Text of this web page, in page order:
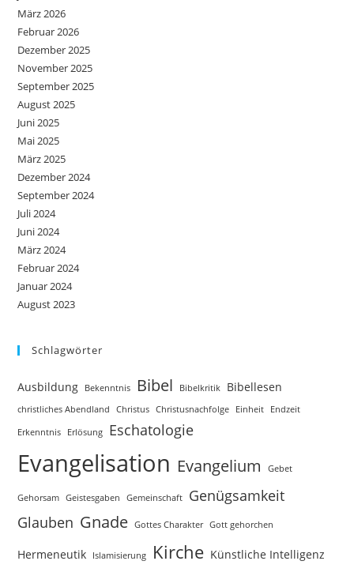
März 2026
Februar 2026
Dezember 2025
November 2025
September 2025
August 2025
Juni 2025
Mai 2025
März 2025
Dezember 2024
September 2024
Juli 2024
Juni 2024
März 2024
Februar 2024
Januar 2024
August 2023
Schlagwörter
Ausbildung Bekenntnis Bibel Bibelkritik Bibellesen
christliches Abendland Christus Christusnachfolge Einheit Endzeit
Erkenntnis Erlösung Eschatologie
Evangelisation Evangelium Gebet
Gehorsam Geistesgaben Gemeinschaft
Genügsamkeit
Glauben Gnade Gottes Charakter Gott gehorchen
Hermeneutik Islamisierung Kirche Künstliche Intelligenz